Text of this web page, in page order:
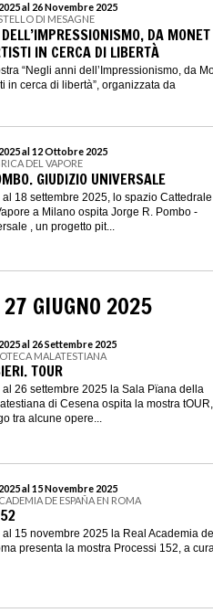
al 26 Novembre 2025
DI MESAGNE
DA
IN CERCA DI LIBERTÀ
“Negli anni dell’Impressionismo, da
in cerca di libertà”, organizzata da
al 12 Ottobre 2025
DEL VAPORE
GIUDIZIO UNIVERSALE
18 settembre 2025, lo spazio
a Milano ospita Jorge R. Pombo -
, un progetto pit...
27 GIUGNO 2025
al 26 Settembre 2025
MALATESTIANA
TOUR
al 26 settembre 2025 la Sala Pïana della
di Cesena ospita la mostra tOUR,
tra alcune opere...
al 15 Novembre 2025
DE ESPAÑA EN ROMA
15 novembre 2025 la Real Academia de
presenta la mostra Processi 152, a